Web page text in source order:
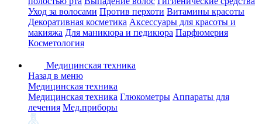
Уход за волосами Против перхоти Витамины красоты
Декоративная косметика Аксессуары для красоты и
макияжа Для маникюра и педикюра Парфюмерия
Косметология
Медицинская техника
Назад в меню
Медицинская техника
Медицинская техника Глюкометры Аппараты для
лечения Мед.приборы